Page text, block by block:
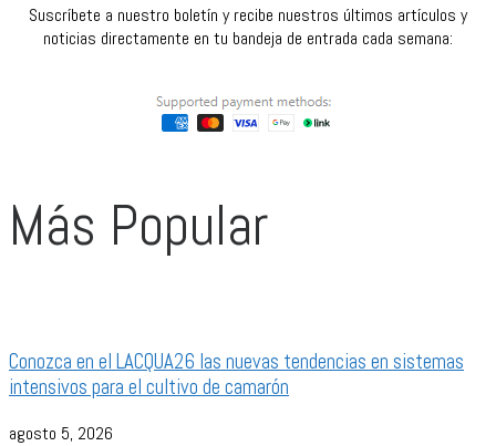
Suscríbete a nuestro boletín y recibe nuestros últimos artículos y
noticias directamente en tu bandeja de entrada cada semana:
Más Popular
Conozca en el LACQUA26 las nuevas tendencias en sistemas
intensivos para el cultivo de camarón
agosto 5, 2026